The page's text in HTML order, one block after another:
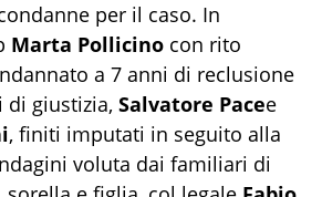
per il caso. In
Marta Pollicino con rito
a 7 anni di reclusione
giustizia, Salvatore Pacee
, finiti imputati in seguito alla
voluta dai familiari di